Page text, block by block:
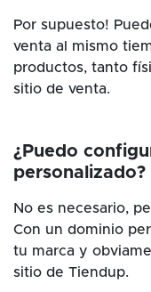
Por supuesto!
venta al mismo
productos, tanto
sitio de venta.
¿Puedo
personalizado?
No es necesario,
Con un dominio
tu marca y
sitio de Tiendup.